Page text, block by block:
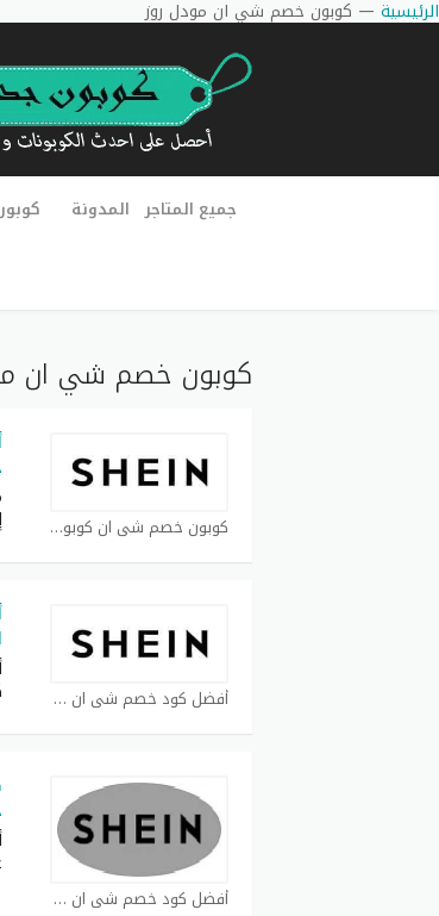
الرئيسية — كوبون خصم شي ان مودل روز
جميع المتاجر المدونة
كوبون خصم شي ان
كوبون خصم شي ان كوبون
أفضل كود خصم شي ان كوبون
أفضل كود خصم شي ان كوبون